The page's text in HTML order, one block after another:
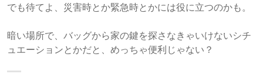
でも待てよ、災害時とか緊急時とかには役に立つのかも。
暗い場所で、バッグから家の鍵を探さなきゃいけないシチ
ュエーションとかだと、めっちゃ便利じゃない？